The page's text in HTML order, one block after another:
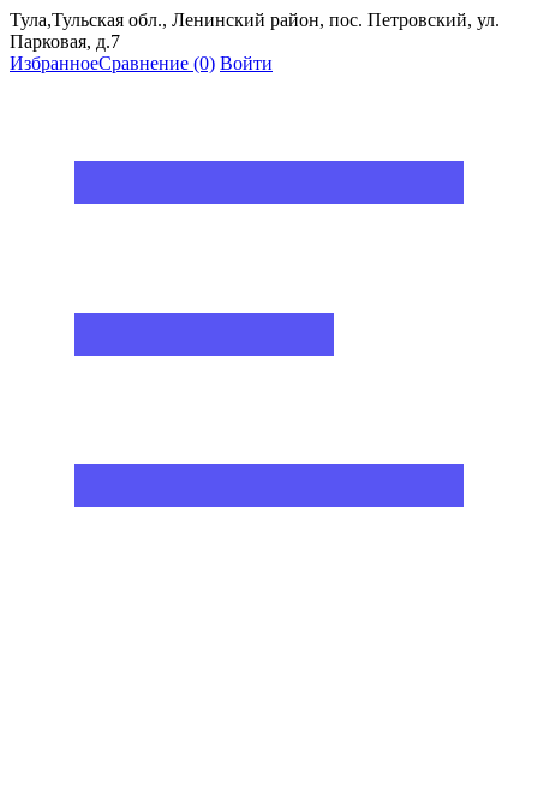
Тула,Тульская обл., Ленинский район, пос. Петровский, ул.
Парковая, д.7
ИзбранноеСравнение (0) Войти